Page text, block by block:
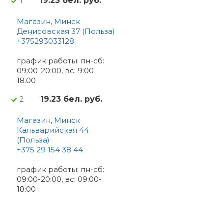
Магазин, Минск
Денисовская 37 (Польза)
+375293033128
график работы: пн-сб:
09:00-20:00, вс: 9:00-
18.00
2 19.23 бел. руб.
Магазин, Минск
Кальварийская 44
(Польза)
+375 29 154 38 44
график работы: пн-сб:
09:00-20:00, вс: 09:00-
18:00